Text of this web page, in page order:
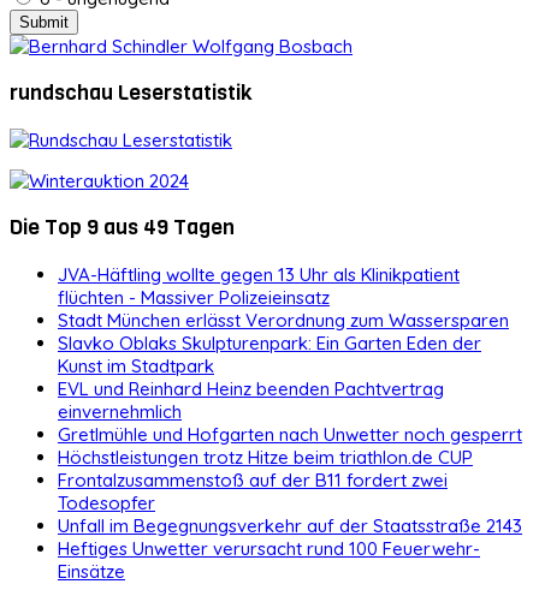
rundschau Leserstatistik
Die Top 9 aus 49 Tagen
JVA-Häftling wollte gegen 13 Uhr als Klinikpatient
flüchten - Massiver Polizeieinsatz
Stadt München erlässt Verordnung zum Wassersparen
Slavko Oblaks Skulpturenpark: Ein Garten Eden der
Kunst im Stadtpark
EVL und Reinhard Heinz beenden Pachtvertrag
einvernehmlich
Gretlmühle und Hofgarten nach Unwetter noch gesperrt
Höchstleistungen trotz Hitze beim triathlon.de CUP
Frontalzusammenstoß auf der B11 fordert zwei
Todesopfer
Unfall im Begegnungsverkehr auf der Staatsstraße 2143
Heftiges Unwetter verursacht rund 100 Feuerwehr-
Einsätze